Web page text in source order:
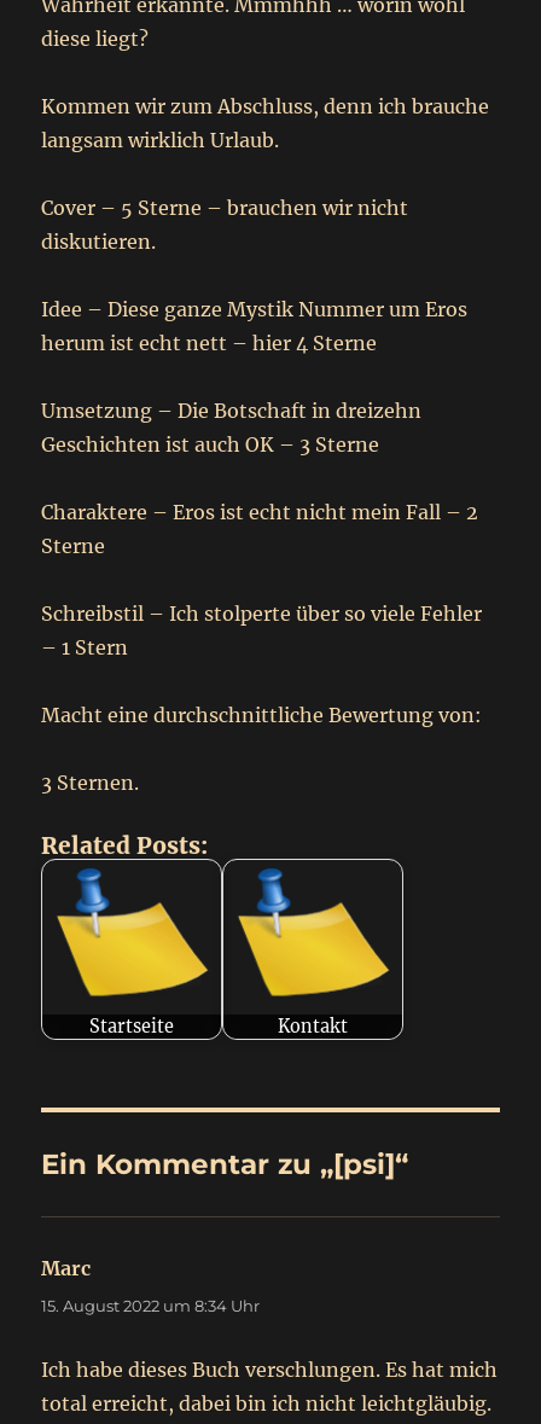
Wahrheit erkannte. Mmmhhh … worin wohl
diese liegt?
Kommen wir zum Abschluss, denn ich brauche
langsam wirklich Urlaub.
Cover – 5 Sterne – brauchen wir nicht
diskutieren.
Idee – Diese ganze Mystik Nummer um Eros
herum ist echt nett – hier 4 Sterne
Umsetzung – Die Botschaft in dreizehn
Geschichten ist auch OK – 3 Sterne
Charaktere – Eros ist echt nicht mein Fall – 2
Sterne
Schreibstil – Ich stolperte über so viele Fehler
– 1 Stern
Macht eine durchschnittliche Bewertung von:
3 Sternen.
Related Posts:
Startseite Kontakt
Ein Kommentar zu „[psi]“
Marc
15. August 2022 um 8:34 Uhr
Ich habe dieses Buch verschlungen. Es hat mich
total erreicht, dabei bin ich nicht leichtgläubig.